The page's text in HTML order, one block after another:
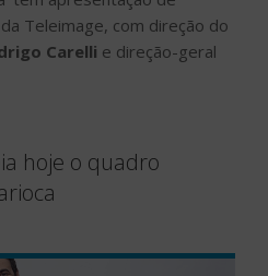
Teleimage, com direção do
Carelli e direção-geral
hoje o quadro